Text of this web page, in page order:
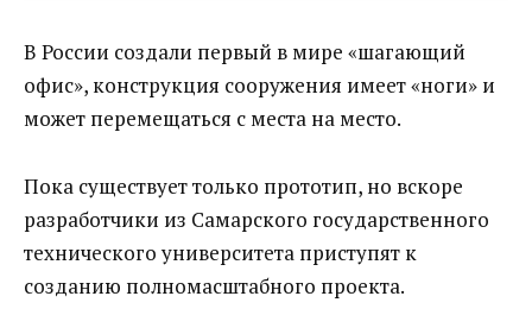
В России создали первый в мире «шагающий
офис», конструкция сооружения имеет «ноги» и
может перемещаться с места на место.
Пока существует только прототип, но вскоре
разработчики из Самарского государственного
технического университета приступят к
созданию полномасштабного проекта.